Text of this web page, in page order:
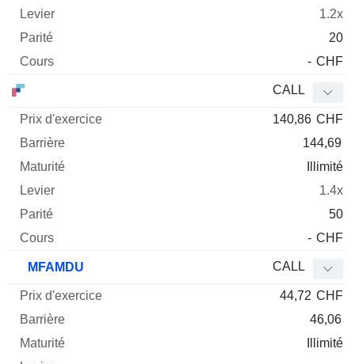
1.2x
20
- CHF
CALL
140,86 CHF
144,69
Illimité
1.4x
50
- CHF
MFAMDU CALL
44,72 CHF
46,06
Illimité